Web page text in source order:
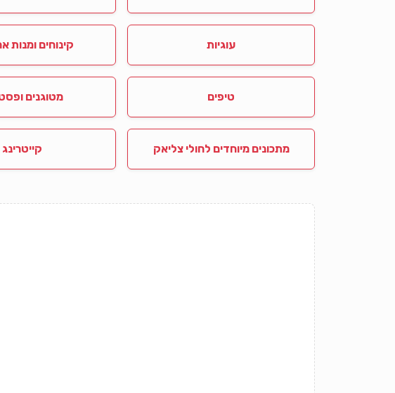
עוגיות קינוחים ומנות
טיפים מטוגנים
מתכונים מיוחדים לחולי צליאק קייטרינג